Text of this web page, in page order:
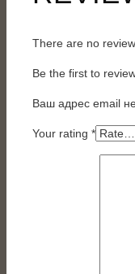
There are no
Be the first to
Ваш адрес email
Your rating *